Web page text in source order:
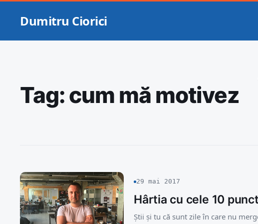
Dumitru Ciorici
Tag:cum mă motivez
29 mai 2017
Hârtia cu cele 10
Știi și tu că sunt zile în care nu